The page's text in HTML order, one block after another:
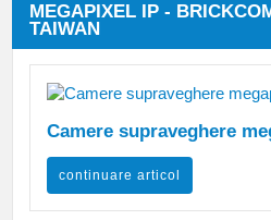
MEGAPIXEL IP -
TAIWAN
Camere supraveghere
continuare articol